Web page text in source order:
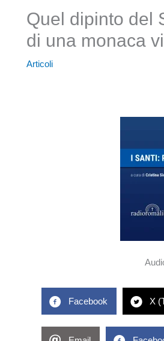
Quel dipinto del
di una monaca
Articoli
Facebook X